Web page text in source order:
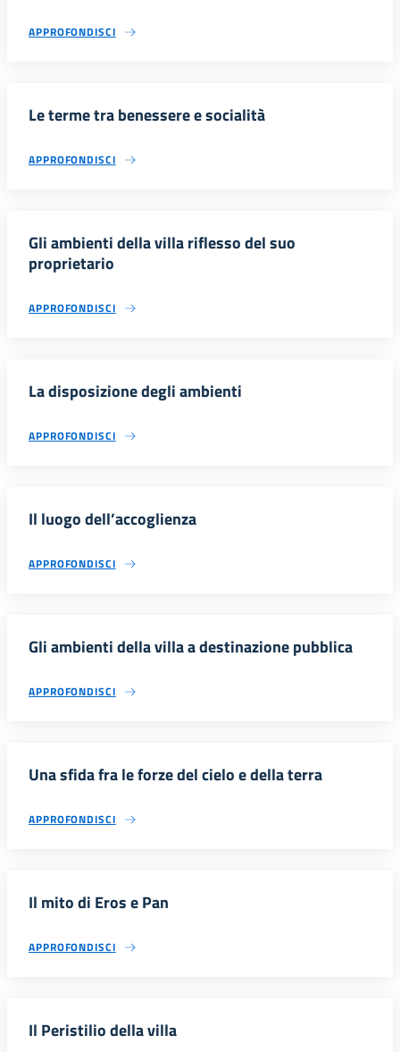
APPROFONDISCI
Le terme tra benessere e socialità
APPROFONDISCI
Gli ambienti della villa riflesso del suo
proprietario
APPROFONDISCI
La disposizione degli ambienti
APPROFONDISCI
Il luogo dell’accoglienza
APPROFONDISCI
Gli ambienti della villa a destinazione pubblica
APPROFONDISCI
Una sfida fra le forze del cielo e della terra
APPROFONDISCI
Il mito di Eros e Pan
APPROFONDISCI
Il Peristilio della villa